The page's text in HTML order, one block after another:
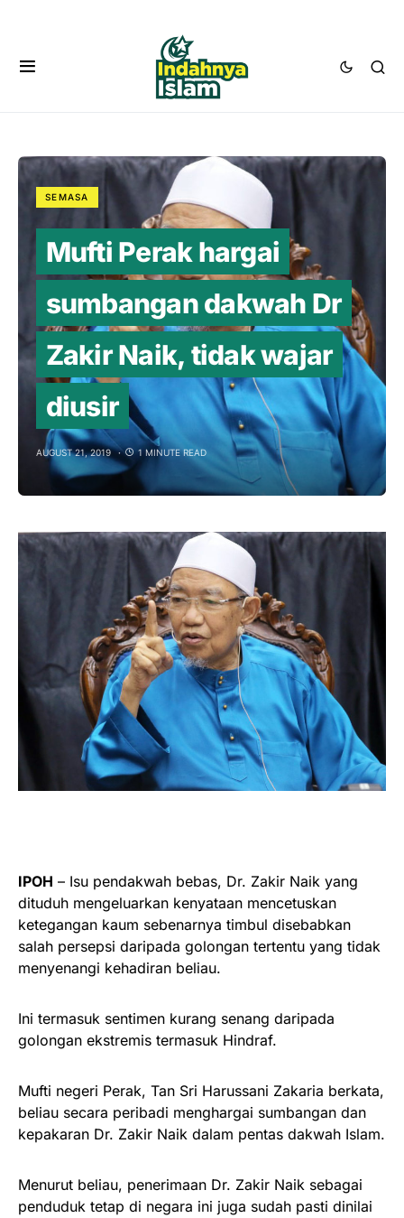
SEMASA
Mufti Perak hargai
sumbangan dakwah Dr
Zakir Naik, tidak wajar
diusir
AUGUST 21, 2019 1 MINUTE READ
IPOH – Isu pendakwah bebas, Dr. Zakir Naik yang
dituduh mengeluarkan kenyataan mencetuskan
ketegangan kaum sebenarnya timbul disebabkan
salah persepsi daripada golongan tertentu yang tidak
menyenangi kehadiran beliau.
Ini termasuk sentimen kurang senang daripada
golongan ekstremis termasuk Hindraf.
Mufti negeri Perak, Tan Sri Harussani Zakaria berkata,
beliau secara peribadi menghargai sumbangan dan
kepakaran Dr. Zakir Naik dalam pentas dakwah Islam.
Menurut beliau, penerimaan Dr. Zakir Naik sebagai
penduduk tetap di negara ini juga sudah pasti dinilai